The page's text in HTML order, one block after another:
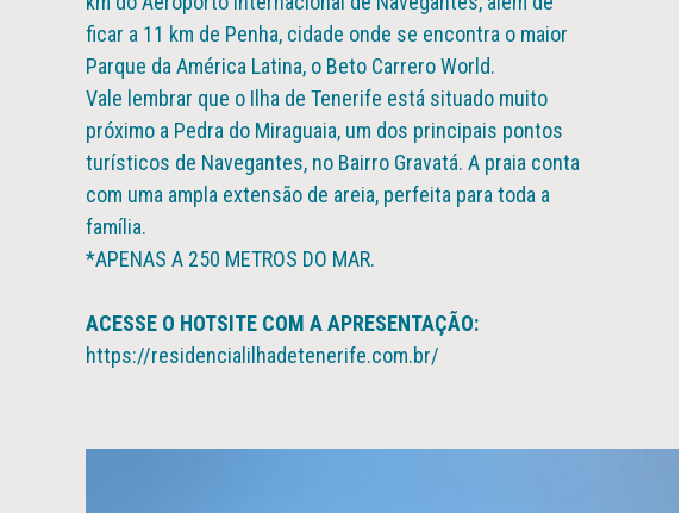
ficar a 11 km de Penha, cidade onde se encontra o maior
Parque da América Latina, o Beto Carrero World.
Vale lembrar que o Ilha de Tenerife está situado muito
próximo a Pedra do Miraguaia, um dos principais pontos
turísticos de Navegantes, no Bairro Gravatá. A praia conta
com uma ampla extensão de areia, perfeita para toda a
família.
*APENAS A 250 METROS DO MAR.
ACESSE O HOTSITE COM A APRESENTAÇÃO:
https://residencialilhadetenerife.com.br/